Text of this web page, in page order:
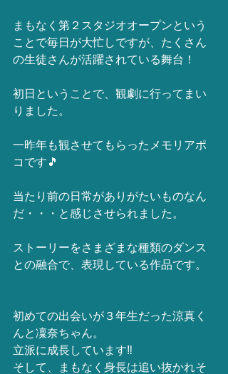
まもなく第２スタジオオープンという
ことで毎日が大忙しですが、たくさん
の生徒さんが活躍されている舞台！
初日ということで、観劇に行ってまい
りました。
一昨年も観させてもらったメモリアポ
コです🎵
当たり前の日常がありがたいものなん
だ・・・と感じさせられました。
ストーリーをさまざまな種類のダンス
との融合で、表現している作品です。
初めての出会いが３年生だった涼真く
んと凜奈ちゃん。
立派に成長しています‼️
そして、まもなく身長は追い抜かれそ